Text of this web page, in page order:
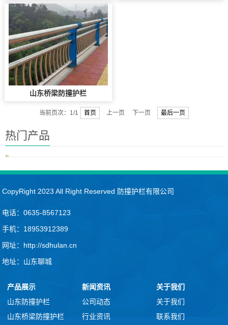
山东桥梁防撞护栏
当前页次：1/1 首页 上一页 下一页 最后一页
热门产品
CopyRight 2023 All Right Reserved 防撞护栏有限公司
电话：0635-8567123
手机：18953912389
网址：http://sdhulan.cn
地址：山东聊城
产品展示
山东防撞护栏
山东桥梁防撞护栏
新闻资讯
公司动态
行业资讯
关于我们
关于我们
联系我们